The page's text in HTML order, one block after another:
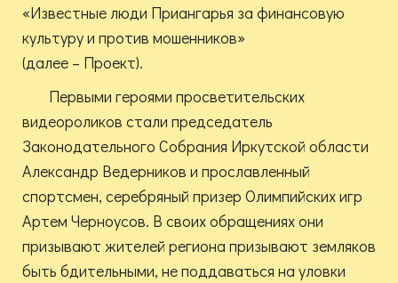
«Известные люди Приангарья за финансовую
культуру и против мошенников»
(далее – Проект).
Первыми героями просветительских
видеороликов стали председатель
Законодательного Собрания Иркутской области
Александр Ведерников и прославленный
спортсмен, серебряный призер Олимпийских игр
Артем Черноусов. В своих обращениях они
призывают жителей региона призывают земляков
быть бдительными, не поддаваться на уловки